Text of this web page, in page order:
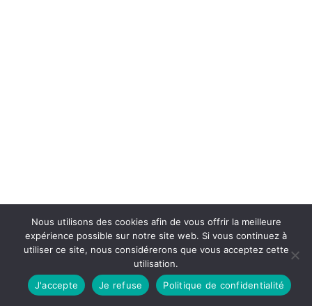
Nous utilisons des cookies afin de vous offrir la meilleure
expérience possible sur notre site web. Si vous continuez à
utiliser ce site, nous considérerons que vous acceptez cette
utilisation.
J'accepte
Je refuse Politique de confidentialité